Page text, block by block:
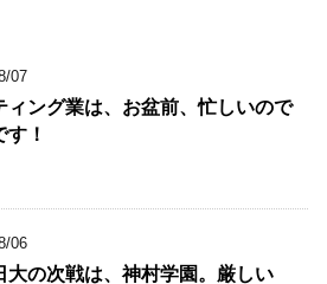
07
ィング業は、お盆前、忙しいので
す！
06
大の次戦は、神村学園。厳しい